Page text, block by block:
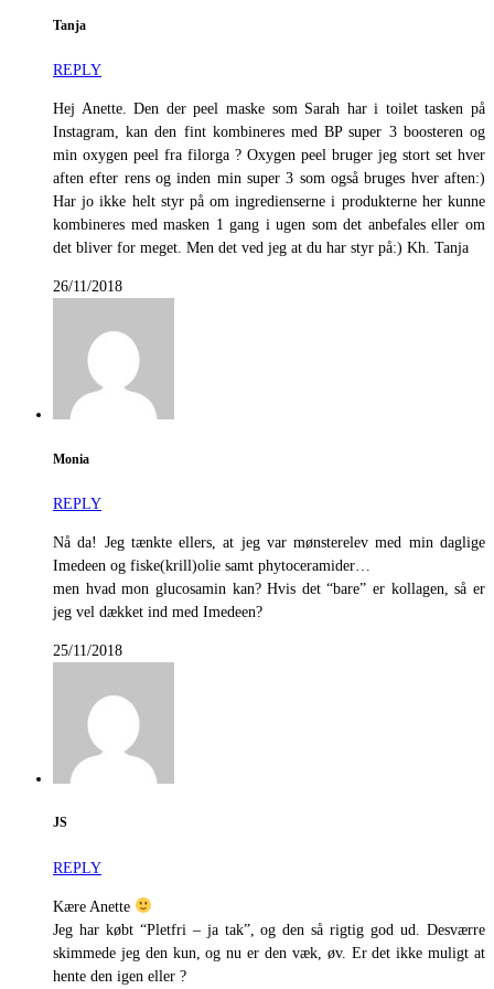
Tanja
REPLY
Hej Anette. Den der peel maske som Sarah har i toilet tasken på
Instagram, kan den fint kombineres med BP super 3 boosteren og
min oxygen peel fra filorga ? Oxygen peel bruger jeg stort set hver
aften efter rens og inden min super 3 som også bruges hver aften:)
Har jo ikke helt styr på om ingredienserne i produkterne her kunne
kombineres med masken 1 gang i ugen som det anbefales eller om
det bliver for meget. Men det ved jeg at du har styr på:) Kh. Tanja
26/11/2018
Monia
REPLY
Nå da! Jeg tænkte ellers, at jeg var mønsterelev med min daglige
Imedeen og fiske(krill)olie samt phytoceramider…
men hvad mon glucosamin kan? Hvis det “bare” er kollagen, så er
jeg vel dækket ind med Imedeen?
25/11/2018
JS
REPLY
Kære Anette
Jeg har købt “Pletfri – ja tak”, og den så rigtig god ud. Desværre
skimmede jeg den kun, og nu er den væk, øv. Er det ikke muligt at
hente den igen eller ?